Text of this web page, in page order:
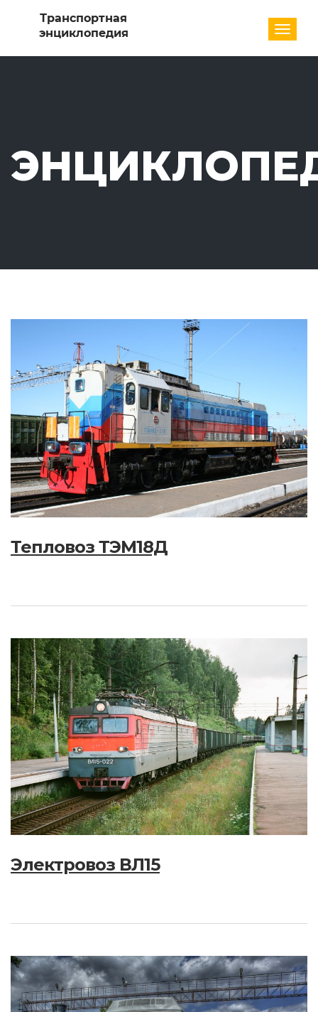
Тепловоз ТЭМ18Д
Электровоз ВЛ15